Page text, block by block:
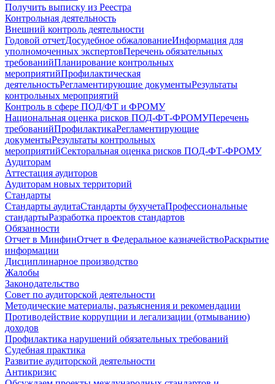
Получить выписку из Реестра
Контрольная деятельность
Внешний контроль деятельности
Годовой отчетДосудебное обжалованиеИнформация для
уполномоченных экспертовПеречень обязательных
требованийПланирование контрольных
мероприятийПрофилактическая
деятельностьРегламентирующие документыРезультаты
контрольных мероприятий
Контроль в сфере ПОД/ФТ и ФРОМУ
Национальная оценка рисков ПОД-ФТ-ФРОМУПеречень
требованийПрофилактикаРегламентирующие
документыРезультаты контрольных
мероприятийСекторальная оценка рисков ПОД-ФТ-ФРОМУ
Аудиторам
Аттестация аудиторов
Аудиторам новых территорий
Стандарты
Стандарты аудитаСтандарты бухучетаПрофессиональные
стандартыРазработка проектов стандартов
Обязанности
Отчет в МинфинОтчет в Федеральное казначействоРаскрытие
информации
Дисциплинарное производство
Жалобы
Законодательство
Совет по аудиторской деятельности
Методические материалы, разъяснения и рекомендации
Противодействие коррупции и легализации (отмыванию)
доходов
Профилактика нарушений обязательных требований
Судебная практика
Развитие аудиторской деятельности
Антикризис